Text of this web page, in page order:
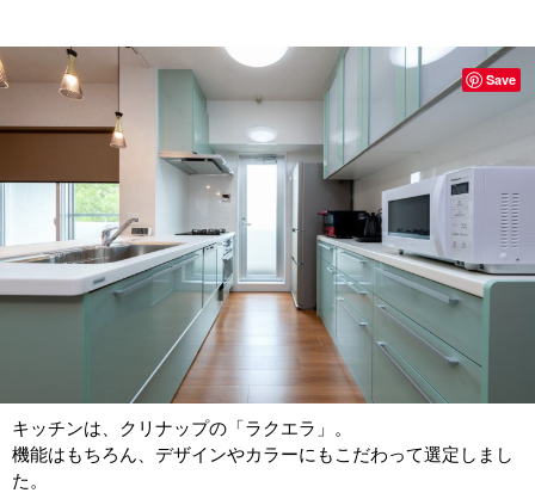
キッチンは、クリナップの「ラクエラ」。
機能はもちろん、デザインやカラーにもこだわって選定しまし
た。
Save